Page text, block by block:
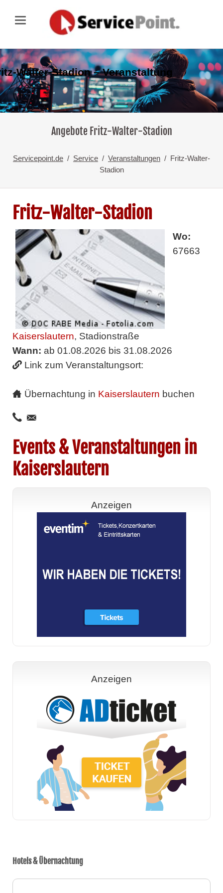
Walter-Stadion – Veranstaltung
Angebote Fritz-Walter-Stadion
Servicepoint.de Service Veranstaltungen
Fritz-Walter-
Stadion
Fritz-Walter-Stadion
Wo:
67663
Kaiserslautern, Stadionstraße
Wann: ab 01.08.2026 bis 31.08.2026
Link zum Veranstaltungsort:
Übernachtung in Kaiserslautern buchen
Events & Veranstaltungen in
Kaiserslautern
Anzeigen
Anzeigen
Hotels & Übernachtung